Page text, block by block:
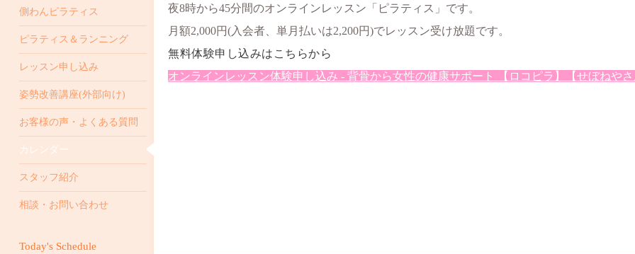
夜8時から45分間のオンラインレッスン「ピラティス」です。
月額2,000円(入会者、単月払いは2,200円)でレッスン受け放題です。
無料体験申し込みはこちらから
オンラインレッスン体験申し込み - 背骨から女性の健康サポート 【ロコピラ】【せぼねやさ
側わんピラティス
ピラティス＆ランニング
レッスン申し込み
姿勢改善講座(外部向け)
お客様の声・よくある質問
カレンダー
スタッフ紹介
相談・お問い合わせ
Today's Schedule